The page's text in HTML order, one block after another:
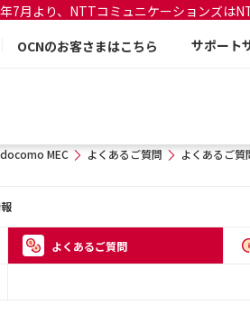
7月より、NTTコミュニケーションズは
OCNのお客さまはこちら サポート
docomo MEC よくあるご質問 よくあるご質
よくあるご質問